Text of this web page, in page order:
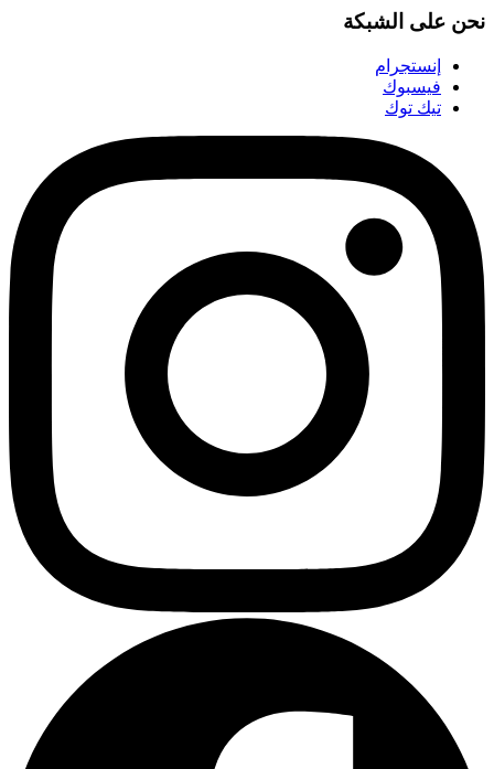
نحن على الشبكة
إنستجرام
فيسبوك
تيك توك